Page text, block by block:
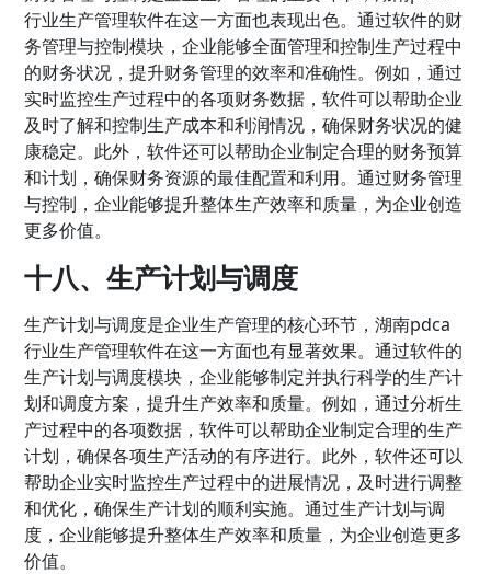
行业生产管理软件在这一方面也表现出色。通过软件的财
务管理与控制模块，企业能够全面管理和控制生产过程中
的财务状况，提升财务管理的效率和准确性。例如，通过
实时监控生产过程中的各项财务数据，软件可以帮助企业
及时了解和控制生产成本和利润情况，确保财务状况的健
康稳定。此外，软件还可以帮助企业制定合理的财务预算
和计划，确保财务资源的最佳配置和利用。通过财务管理
与控制，企业能够提升整体生产效率和质量，为企业创造
更多价值。
十八、生产计划与调度
生产计划与调度是企业生产管理的核心环节，湖南pdca
行业生产管理软件在这一方面也有显著效果。通过软件的
生产计划与调度模块，企业能够制定并执行科学的生产计
划和调度方案，提升生产效率和质量。例如，通过分析生
产过程中的各项数据，软件可以帮助企业制定合理的生产
计划，确保各项生产活动的有序进行。此外，软件还可以
帮助企业实时监控生产过程中的进展情况，及时进行调整
和优化，确保生产计划的顺利实施。通过生产计划与调
度，企业能够提升整体生产效率和质量，为企业创造更多
价值。